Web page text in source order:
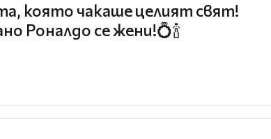
която чакаше целият свят!
Роналдо се жени!💍🍾